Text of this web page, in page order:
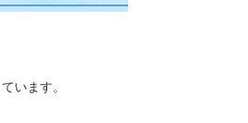
ています。